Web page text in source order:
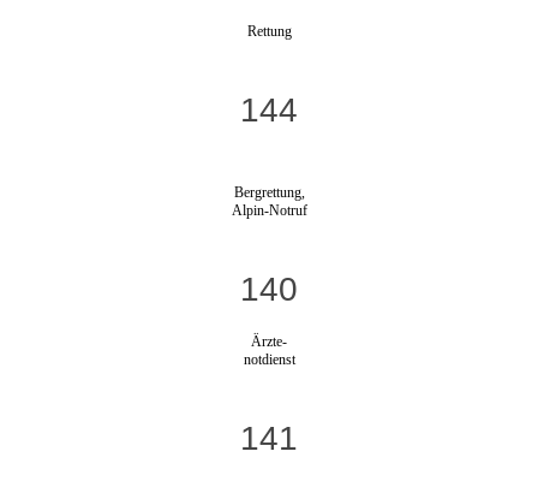
Rettung
144
Bergrettung,
Alpin-Notruf
140
Ärzte-
notdienst
141